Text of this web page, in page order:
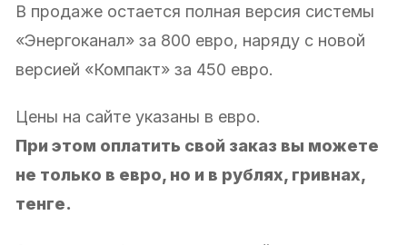
В продаже остается полная версия системы
«Энергоканал» за 800 евро, наряду с новой
версией «Компакт» за 450 евро.
Цены на сайте указаны в евро.
При этом оплатить свой заказ вы можете
не только в евро, но и в рублях, гривнах,
тенге.